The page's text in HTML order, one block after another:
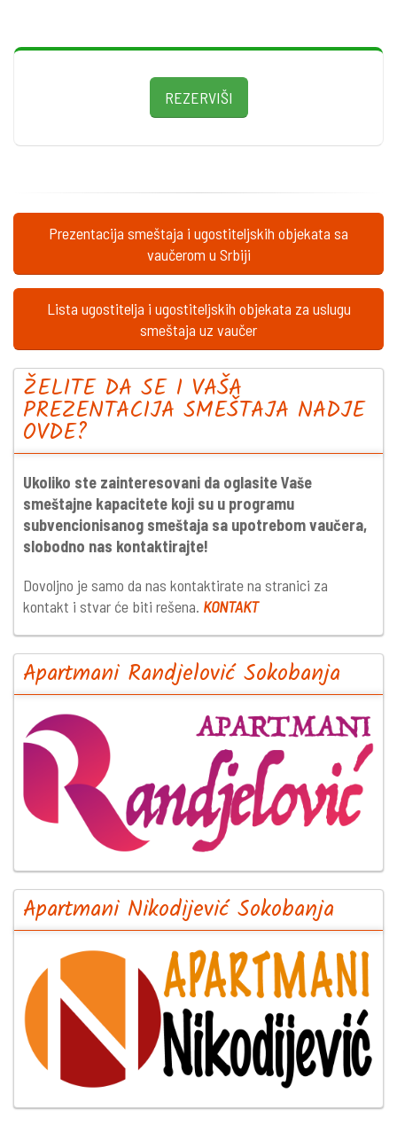
REZERVIŠI
Prezentacija smeštaja i ugostiteljskih objekata sa
vaučerom u Srbiji
Lista ugostitelja i ugostiteljskih objekata za uslugu
smeštaja uz vaučer
ŽELITE DA SE I VAŠA
PREZENTACIJA SMEŠTAJA NADJE
OVDE?
Ukoliko ste zainteresovani da oglasite Vaše
smeštajne kapacitete koji su u programu
subvencionisanog smeštaja sa upotrebom vaučera,
slobodno nas kontaktirajte!
Dovoljno je samo da nas kontaktirate na stranici za
kontakt i stvar će biti rešena. KONTAKT
Apartmani Randjelović Sokobanja
Apartmani Nikodijević Sokobanja